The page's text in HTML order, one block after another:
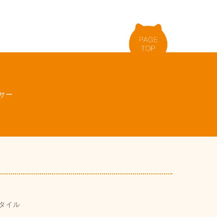
ー
イル